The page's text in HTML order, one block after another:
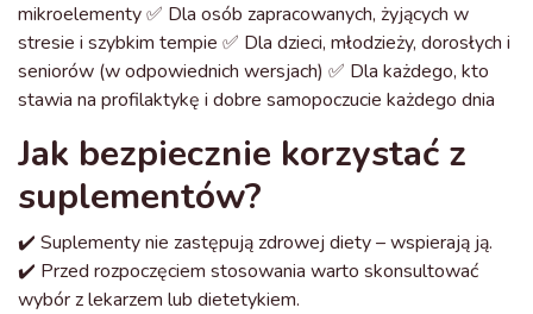
mikroelementy ✅ Dla osób zapracowanych, żyjących w
stresie i szybkim tempie ✅ Dla dzieci, młodzieży, dorosłych i
seniorów (w odpowiednich wersjach) ✅ Dla każdego, kto
stawia na profilaktykę i dobre samopoczucie każdego dnia
Jak bezpiecznie korzystać z
suplementów?
✔️ Suplementy nie zastępują zdrowej diety – wspierają ją.
✔️ Przed rozpoczęciem stosowania warto skonsultować
wybór z lekarzem lub dietetykiem.